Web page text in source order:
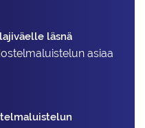
läsnä
asiaa